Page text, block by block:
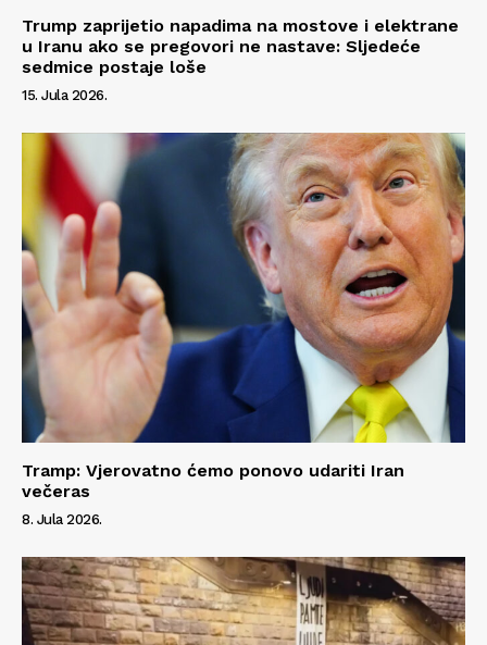
Info
O nama
Kontakt
Impressum
Trump zaprijetio napadima na mostove i elektrane
u Iranu ako se pregovori ne nastave: Sljedeće
sedmice postaje loše
15. Jula 2026.
Tramp: Vjerovatno ćemo ponovo udariti Iran
večeras
8. Jula 2026.